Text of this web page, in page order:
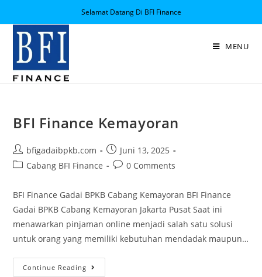
Selamat Datang Di BFI Finance
MENU
BFI Finance Kemayoran
bfigadaibpkb.com
Juni 13, 2025
Cabang BFI Finance
0 Comments
BFI Finance Gadai BPKB Cabang Kemayoran BFI Finance
Gadai BPKB Cabang Kemayoran Jakarta Pusat Saat ini
menawarkan pinjaman online menjadi salah satu solusi
untuk orang yang memiliki kebutuhan mendadak maupun…
Continue Reading